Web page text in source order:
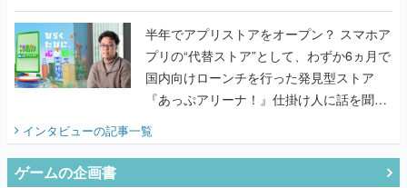
うこだわりをプロデューサーに聞いた
半年でアプリストアをオープン？ スマホア
プリの“代替ストア”として、わずか6ヵ月で
国内向けローンチを行った発見型ストア
『あっぷアリーナ！』仕掛け人に話を聞い
てみた
インタビューの記事一覧
ゲームの企画書